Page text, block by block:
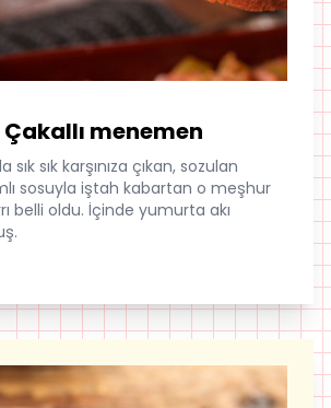
menemen
sık karşınıza çıkan, sozulan
sosuyla iştah kabartan o meşhur
belli oldu. İçinde yumurta akı